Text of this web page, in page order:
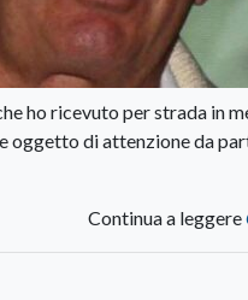
ho ricevuto per strada in
oggetto di attenzione da
Continua a leggere